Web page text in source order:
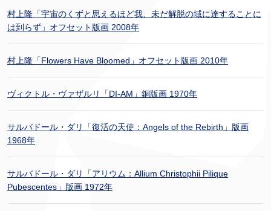
村上隆「宇宙のくずと思えるほど我、未だ解脱の域に達することに
は到らず」オフセット版画 2008年
村上隆「Flowers Have Bloomed」オフセット版画 2010年
ヴィクトル・ヴァザルリ「DI-AM」銅版画 1970年
サルバドール・ダリ「復活の天使：Angels of the Rebirth」版画
1968年
サルバドール・ダリ「アリウム：Allium Christophii Pilique
Pubescentes」版画 1972年